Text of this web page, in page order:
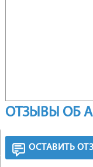
ОТЗЫВЫ ОБ
ОСТАВИТЬ